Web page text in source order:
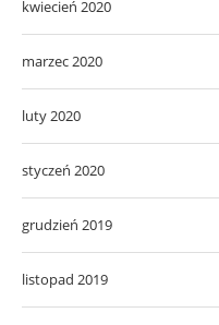
kwiecień 2020
marzec 2020
luty 2020
styczeń 2020
grudzień 2019
listopad 2019